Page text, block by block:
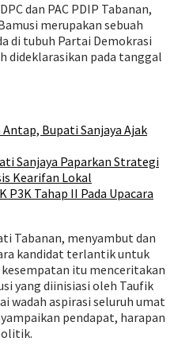
dan PAC PDIP Tabanan,
merupakan sebuah
di tubuh Partai Demokrasi
dideklarasikan pada tanggal
Antap, Bupati Sanjaya Ajak
Sanjaya Paparkan Strategi
Kearifan Lokal
P3K Tahap II Pada Upacara
Tabanan, menyambut dan
kandidat terlantik untuk
kesempatan itu menceritakan
yang diinisiasi oleh Taufik
wadah aspirasi seluruh umat
pendapat, harapan